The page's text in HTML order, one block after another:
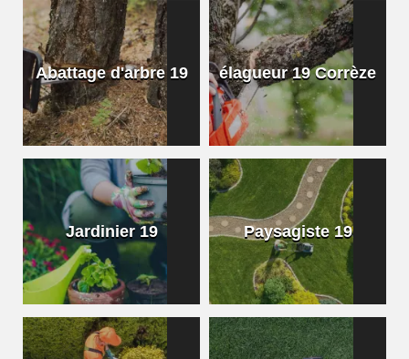
Abattage d'arbre 19 élagueur 19 Corrèze
Jardinier 19 Paysagiste 19